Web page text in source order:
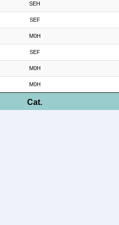
Cat.
SEH
SEF
M0H
SEF
M0H
M0H